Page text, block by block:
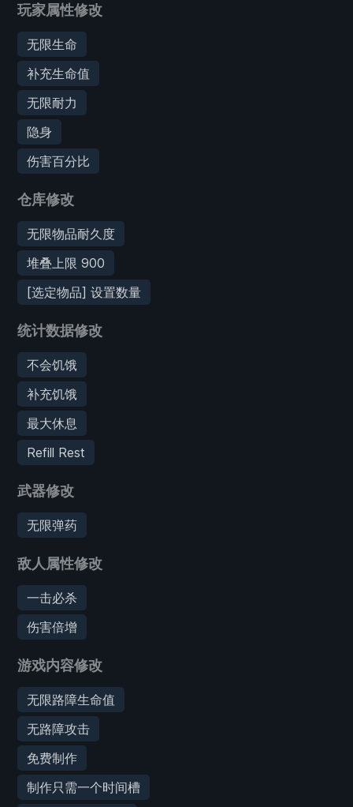
玩家属性修改
无限生命
补充生命值
无限耐力
隐身
伤害百分比
仓库修改
无限物品耐久度
堆叠上限 900
[选定物品] 设置数量
统计数据修改
不会饥饿
补充饥饿
最大休息
Refill Rest
武器修改
无限弹药
敌人属性修改
一击必杀
伤害倍增
游戏内容修改
无限路障生命值
无路障攻击
免费制作
制作只需一个时间槽